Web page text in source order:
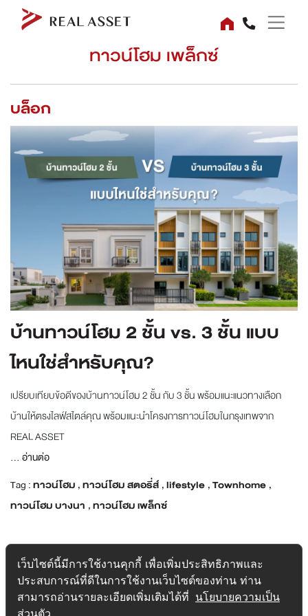
ทาวน์โฮม เพล็กซ์
บล็อก
บ้านทาวน์โฮม 2 ชั้น vs. 3 ชั้น แบบ
ไหนใช่สำหรับคุณ?
เปรียบเทียบข้อดีของบ้านทาวน์โฮม 2 ชั้น กับ 3 ชั้น พร้อมแนะแนวทางเลือก
บ้านให้ตรงไลฟ์สไตล์คุณ พร้อมแนะนำโครงการทาวน์โฮมในกรุงเทพจาก
REAL ASSET
... อ่านต่อ
Tag :ทาวน์โฮม ,ทาวน์โฮม สตอรี่ส์ ,lifestyle ,Townhome ,
ทาวน์โฮม บางนา ,ทาวน์โฮม เพล็กซ์
เว็บไซต์นี้มีการใช้งานคุกกี้ เพื่อเพิ่มประสิทธิภาพและ
ประสบการณ์ที่ดีในการใช้งานเว็บไซต์ของท่าน ท่าน
สามารถอ่านรายละเอียดเพิ่มเติมได้ที่ นโยบายความเป็น
ส่วนตัว